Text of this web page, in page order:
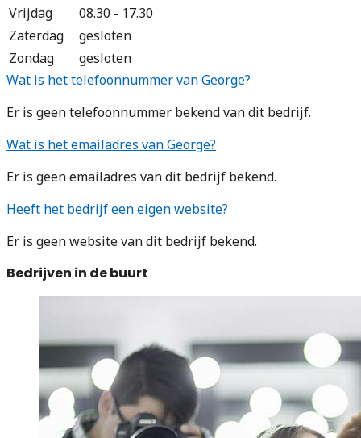
Vrijdag
08.30 - 17.30
Zaterdag
gesloten
Zondag
gesloten
Wat is het telefoonnummer van George?
Er is geen telefoonnummer bekend van dit bedrijf.
Wat is het emailadres van George?
Er is geen emailadres van dit bedrijf bekend.
Heeft het bedrijf een eigen website?
Er is geen website van dit bedrijf bekend.
Bedrijven in de buurt